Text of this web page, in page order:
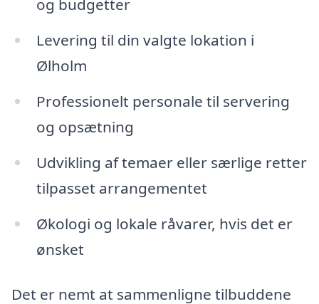
og budgetter
Levering til din valgte lokation i
Ølholm
Professionelt personale til servering
og opsætning
Udvikling af temaer eller særlige retter
tilpasset arrangementet
Økologi og lokale råvarer, hvis det er
ønsket
Det er nemt at sammenligne tilbuddene